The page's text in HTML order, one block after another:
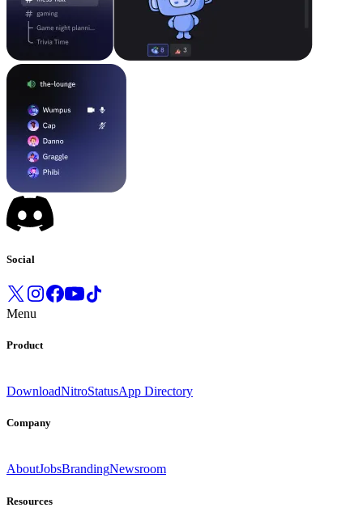
Social
Menu
Product
DownloadNitroStatusApp Directory
Company
AboutJobsBrandingNewsroom
Resources